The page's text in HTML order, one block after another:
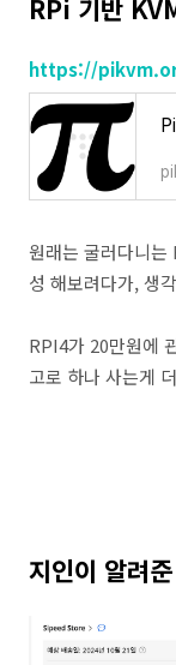
RPi 기반
https://
원래는 굴러다니
성 해보려다가, 생
RPI4가 20만원에
고로 하나 사는게
지인이 알려